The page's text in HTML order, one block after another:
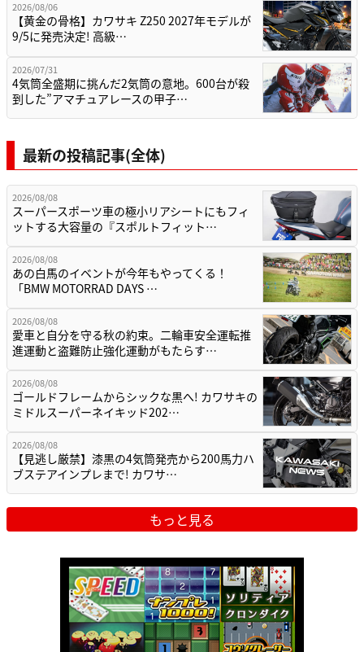
2026/08/06
【黄金の骨格】カワサキ Z250 2027年モデルが
9/5に発売決定! 高級…
2026/07/31
4気筒全盛期に挑んだ2気筒の意地。600台が殺
到した”アマチュアレースの甲子…
最新の投稿記事(全体)
2026/08/08
スーパースポーツ車の極小リアシートにもフィ
ットする大容量の『スポルトフィット…
2026/08/08
あの白馬のイベントが今年もやってくる！
「BMW MOTORRAD DAYS …
2026/08/08
愛車と自分を守る秋の約束。二輪車安全運転推
進運動と盗難防止強化運動がもたらす…
2026/08/08
ゴールドフレームからシックな黒へ! カワサキの
ミドルスーパーネイキッド202…
2026/08/08
【見逃し厳禁】漆黒の4気筒発売から200馬力ハ
ブステアインプレまで! カワサ…
もっと見る